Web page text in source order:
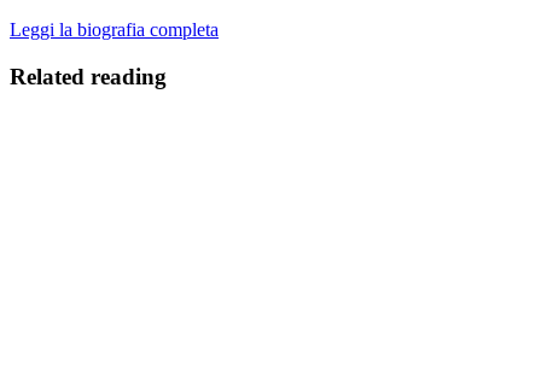
Leggi la biografia completa
Related reading